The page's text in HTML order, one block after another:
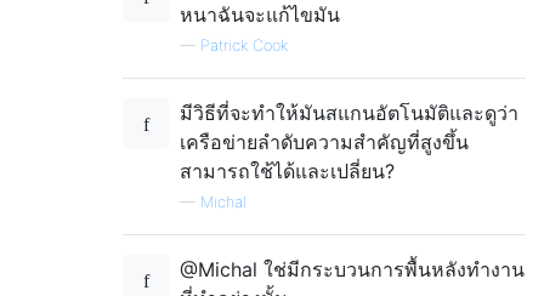
หนาฉันจะแก้ไขมัน
— Patrick Cook
มีวิธีที่จะทำให้มันสแกนอัตโนมัติและดูว่า
เครือข่ายลำดับความสำคัญที่สูงขึ้น
สามารถใช้ได้และเปลี่ยน?
— Michal
@Michal ใช่มีกระบวนการพื้นหลังทำงาน